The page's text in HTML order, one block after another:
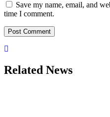
Save my name, email, and
time I comment.
Related News